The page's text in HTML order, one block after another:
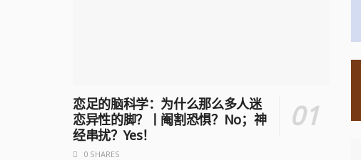
恋足的脑科学：为什么那么多人迷
恋异性的脚？丨阉割恐惧？No；神
经串扰？Yes！
0 SHARES